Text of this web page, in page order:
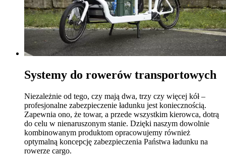
Systemy do rowerów transportowych
Niezależnie od tego, czy mają dwa, trzy czy więcej kół –
profesjonalne zabezpieczenie ładunku jest koniecznością.
Zapewnia ono, że towar, a przede wszystkim kierowca, dotrą
do celu w nienaruszonym stanie. Dzięki naszym dowolnie
kombinowanym produktom opracowujemy również
optymalną koncepcję zabezpieczenia Państwa ładunku na
rowerze cargo.